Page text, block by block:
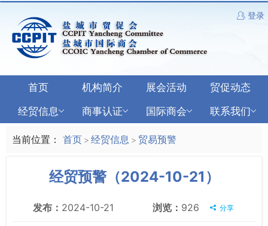
登录
首页 机构简介 展会活动
贸促动态
经贸信息
商事认证 国际商会 联系我们
当前位置： 首页 > 经贸信息 > 贸易预警
经贸预警（2024-10-21）
发布： 2024-10-21 浏览： 926 分享